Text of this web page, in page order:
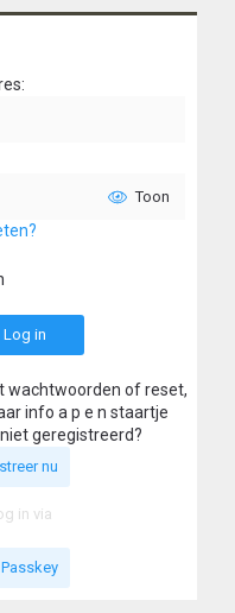
Toon
Log in
wachtwoorden of reset,
info a p e n staartje
geregistreerd?
nu
in via
Passkey